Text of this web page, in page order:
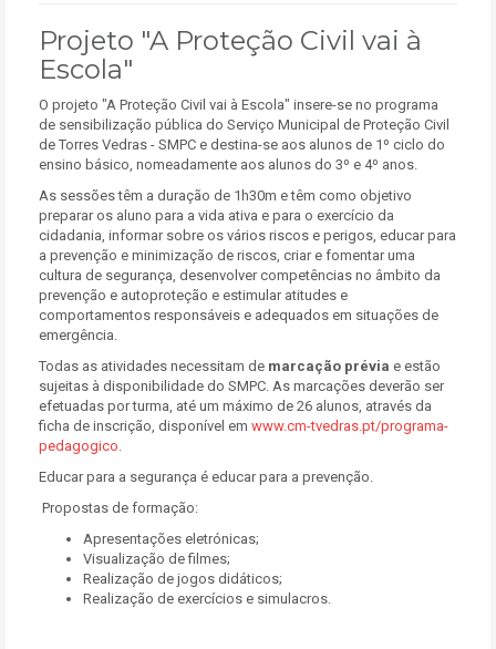
Projeto "A Proteção Civil vai à
Escola"
O projeto "A Proteção Civil vai à Escola" insere-se no programa
de sensibilização pública do Serviço Municipal de Proteção Civil
de Torres Vedras - SMPC e destina-se aos alunos de 1º ciclo do
ensino básico, nomeadamente aos alunos do 3º e 4º anos.
As sessões têm a duração de 1h30m e têm como objetivo
preparar os aluno para a vida ativa e para o exercício da
cidadania, informar sobre os vários riscos e perigos, educar para
a prevenção e minimização de riscos, criar e fomentar uma
cultura de segurança, desenvolver competências no âmbito da
prevenção e autoproteção e estimular atitudes e
comportamentos responsáveis e adequados em situações de
emergência.
Todas as atividades necessitam de marcação prévia e estão
sujeitas à disponibilidade do SMPC. As marcações deverão ser
efetuadas por turma, até um máximo de 26 alunos, através da
ficha de inscrição, disponível em www.cm-tvedras.pt/programa-
pedagogico.
Educar para a segurança é educar para a prevenção.
Propostas de formação:
Apresentações eletrónicas;
Visualização de filmes;
Realização de jogos didáticos;
Realização de exercícios e simulacros.